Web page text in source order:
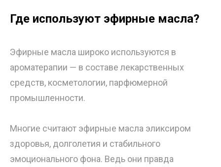
Где используют эфирные масла?
Эфирные масла широко используются в
ароматерапии — в составе лекарственных
средств, косметологии, парфюмерной
промышленности.
Многие считают эфирные масла эликсиром
здоровья, долголетия и стабильного
эмоционального фона. Ведь они правда